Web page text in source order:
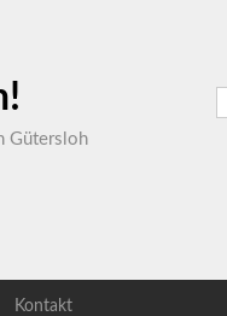
Gütersloh
Kontakt